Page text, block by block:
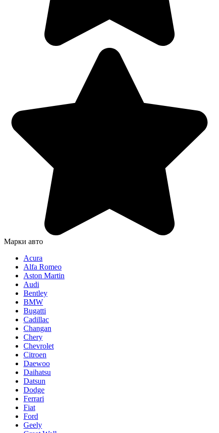
Марки авто
Acura
Alfa Romeo
Aston Martin
Audi
Bentley
BMW
Bugatti
Cadillac
Changan
Chery
Chevrolet
Citroen
Daewoo
Daihatsu
Datsun
Dodge
Ferrari
Fiat
Ford
Geely